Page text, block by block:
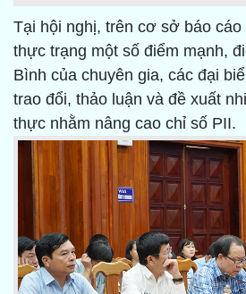
Tại hội nghị, trên cơ sở báo
thực trạng một số điểm mạnh,
Bình của chuyên gia, các đại
trao đổi, thảo luận và đề xuất
thực nhằm nâng cao chỉ số PII.